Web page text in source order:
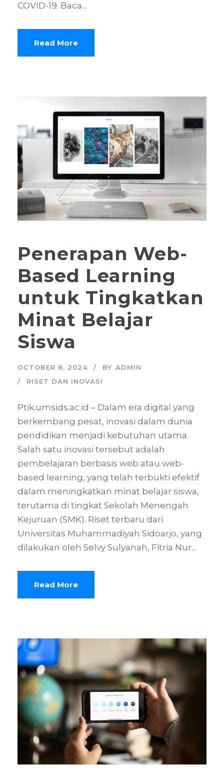
COVID-19. Baca...
Read More
Penerapan Web-
Based Learning
untuk Tingkatkan
Minat Belajar
Siswa
OCTOBER 8, 2024 BY ADMIN
RISET DAN INOVASI
Ptik.umsids.ac.id – Dalam era digital yang
berkembang pesat, inovasi dalam dunia
pendidikan menjadi kebutuhan utama.
Salah satu inovasi tersebut adalah
pembelajaran berbasis web atau web-
based learning, yang telah terbukti efektif
dalam meningkatkan minat belajar siswa,
terutama di tingkat Sekolah Menengah
Kejuruan (SMK). Riset terbaru dari
Universitas Muhammadiyah Sidoarjo, yang
dilakukan oleh Selvy Sulyanah, Fitria Nur...
Read More